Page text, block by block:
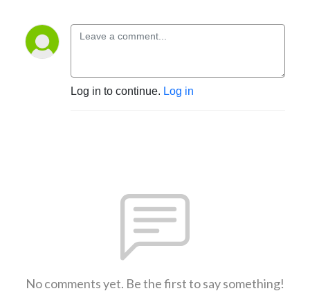
Log in to continue. Log in
No comments yet. Be the first to say something!